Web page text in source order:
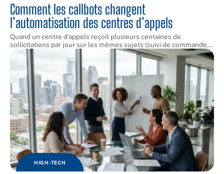
Comment les callbots changent
l’automatisation des centres d’appels
Quand un centre d'appels reçoit plusieurs centaines de
sollicitations par jour sur les mêmes sujets (suivi de commande,…
HIGH-TECH